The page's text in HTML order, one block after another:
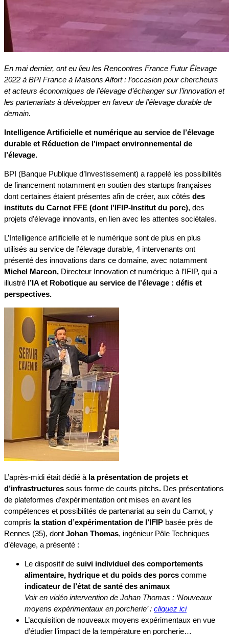
En mai dernier, ont eu lieu les Rencontres France Futur Élevage
2022 à BPI France à Maisons Alfort : l’occasion pour chercheurs
et acteurs économiques de l’élevage d’échanger sur l’innovation et
les partenariats à développer en faveur de l’élevage durable de
demain.
Intelligence Artificielle et numérique au service de l’élevage
durable et Réduction de l’impact environnemental de
l’élevage.
BPI (Banque Publique d’Investissement) a rappelé les possibilités
de financement notamment en soutien des startups françaises
dont certaines étaient présentes afin de créer, aux côtés des
instituts du Carnot FFE (dont l’IFIP-Institut du porc), des
projets d’élevage innovants, en lien avec les attentes sociétales.
L’Intelligence artificielle et le numérique sont de plus en plus
utilisés au service de l’élevage durable, 4 intervenants ont
présenté des innovations dans ce domaine, avec notamment
Michel Marcon, Directeur Innovation et numérique à l’IFIP, qui a
illustré l’IA et Robotique au service de l’élevage : défis et
perspectives.
L’après-midi était dédié à la présentation de projets et
d’infrastructures sous forme de courts pitchs. Des présentations
de plateformes d’expérimentation ont mises en avant les
compétences et possibilités de partenariat au sein du Carnot, y
compris la station d’expérimentation de l’IFIP basée près de
Rennes (35), dont Johan Thomas, ingénieur Pôle Techniques
d’élevage, a présenté :
Le dispositif de suivi individuel des comportements
alimentaire, hydrique et du poids des porcs comme
indicateur de l’état de santé des animaux
Voir en vidéo intervention de Johan Thomas : ‘Nouveaux
moyens expérimentaux en porcherie’ : cliquez ici
L’acquisition de nouveaux moyens expérimentaux en vue
d’étudier l’impact de la température en porcherie…